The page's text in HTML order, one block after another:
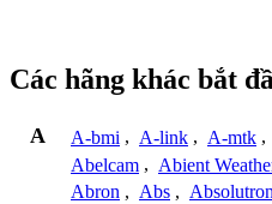
Các hãng khác bắt
A A-bmi , A-link , A-mtk ,
Abelcam , Abient
Abron , Abs , Absolutron